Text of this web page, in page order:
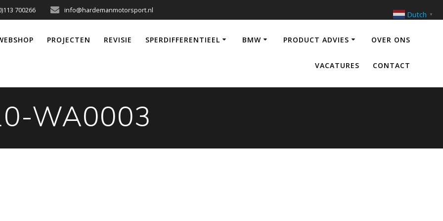
700266 info@hardemanmotorsport.nl
PROJECTEN REVISIE SPERDIFFERENTIEEL BMW PRODUCT ADVIES OVER ONS
VACATURES CONTACT
WA0003
Dutch ▼